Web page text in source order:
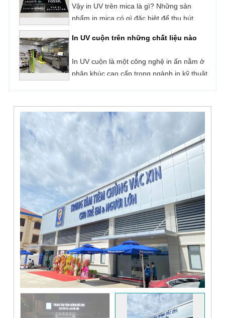
Vậy in UV trên mica là gì? Những sản
phẩm in mica có gì đặc biệt để thu hút
In UV cuộn trên những chất liệu nào
In UV cuộn là một công nghệ in ấn nằm ở
phân khúc cao cấp trong ngành in kỹ thuật
được đánh giá rất cao về chất lượng, tính
thẩm mỹ cũng như độ bền của sản phẩm.
In UV lên mica có điểm gì nổi bật
Mica là một loại vật liệu nhựa có bề mặt
bóng bẩy khá khó để in ấn. Tuy nhiên các
sản phẩm in mica bằng công nghệ in UV
phẳng hiện đại lại đạt chất lượng tốt, bản in
sắc nét, chuẩn màu và lâu phai. Vậy in UV
lên mica là gì?
Quy trình dịch vụ Cắt CNC gỗ tphcm
Quý khách hàng đang tìm kiếm đơn vị
nhận cắt CNC gỗ tphcm uy tín - giá tốt? Sài
Gòn CPA là đơn vị có hơn 10 năm kinh
nghiệm gia công cắt CNC chuyên nghiệp,
chính xác với vật liệu vô cùng đa dạng cho
khách hàng tại TPHCM.
Thi công các loại biển quảng cáo tấm
lớn
Quảng cáo ngoài trời hiện đang là một hình
thức quảng cáo phổ biến tại Việt Nam cũng
như trên toàn thế giới và mang đến hiệu
quả tuyệt vời cho thương hiệu. Việc lựa
chọn đơn vị thi công quảng cáo ngoài
trời chuyên nghiệp, uy tín, giá tốt
Thi công bảng hiệu alu phổ biến
Nếu bạn cũng muốn tìm hiểu thêm về dịch
vụ thi công bảng hiệu alu thì đừng bỏ qua
bài viết này nhé!
Đơn vị thầu thiết kế thi công bảng hiệu